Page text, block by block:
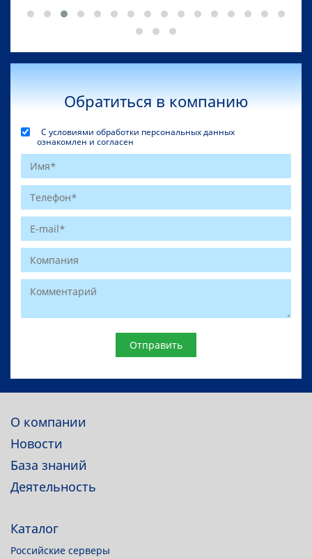
Обратиться в компанию
С условиями обработки персональных данных
ознакомлен и согласен
О компании
Новости
База знаний
Деятельность
Каталог
Российские серверы